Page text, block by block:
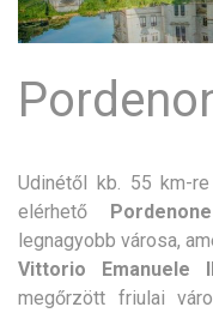
Udinétől kb. 55 km-
elérhető Pordenone
legnagyobb városa,
Vittorio Emanuele
megőrzött friulai